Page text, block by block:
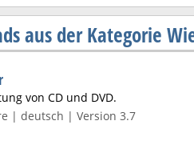
aus der Kategorie
von CD und DVD.
| deutsch | Version 3.7